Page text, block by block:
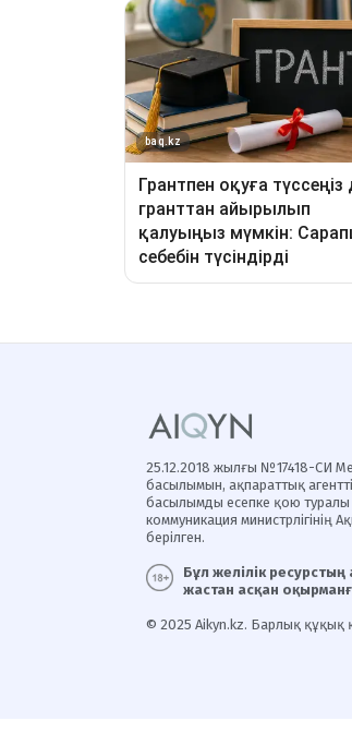
25.12.2018 жылғы №17418-СИ
басылымын, ақпараттық
басылымды есепке қою туралы
коммуникация министрлігінің
берілген.
Бұл желілік ресурстың
жастан асқан
© 2025 Aikyn.kz. Барлық құқық